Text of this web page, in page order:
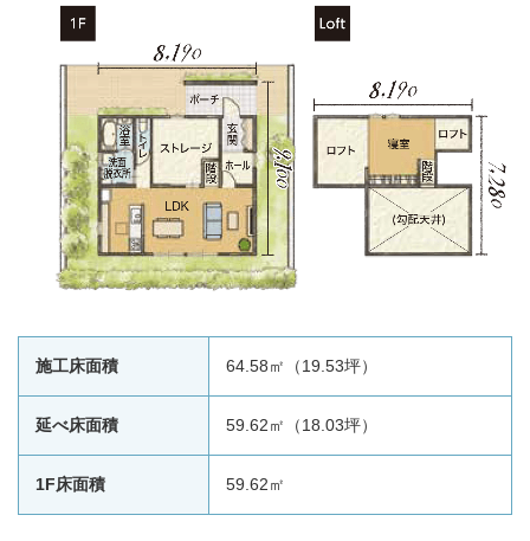
施工床面積 64.58㎡（19.53坪）
延べ床面積 59.62㎡（18.03坪）
1F床面積 59.62㎡